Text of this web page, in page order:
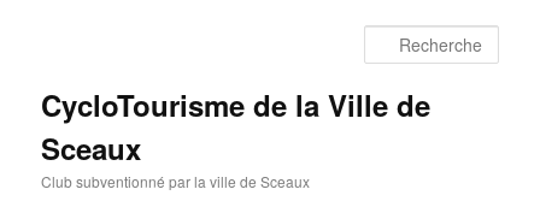
CycloTourisme de la Ville de
Sceaux
Club subventionné par la ville de Sceaux